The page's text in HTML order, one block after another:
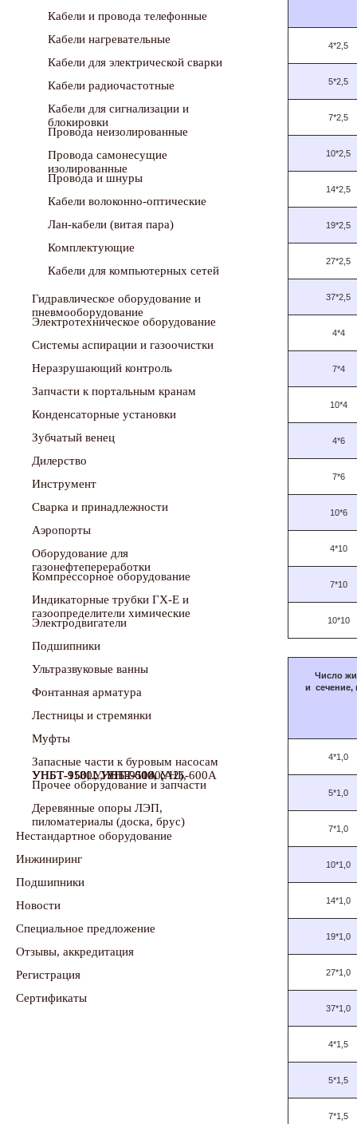
Кабели и провода телефонные
Кабели нагревательные
Кабели для электрической сварки
Кабели радиочастотные
Кабели для сигнализации и
Провода неизолированные
Провода самонесущие
Провода и шнуры
Кабели волоконно-оптические
Лан-кабели (витая пара)
Комплектующие
Кабели для компьютерных сетей
Гидравлическое оборудование и
Электротехническое оборудование
Системы аспирации и газоочистки
Неразрушающий контроль
Запчасти к портальным кранам
Конденсаторные установки
Зубчатый венец
Дилерство
Инструмент
Сварка и принадлежности
Аэропорты
Оборудование для
Компрессорное оборудование
Индикаторные трубки ГХ-Е и
Электродвигатели
Подшипники
Ультразвуковые ванны
Фонтанная арматура
Лестницы и стремянки
Муфты
Запасные части к буровым насосам
Прочее оборудование и запчасти
Деревянные опоры ЛЭП,
Нестандартное оборудование
Инжиниринг
Подшипники
Новости
Специальное предложение
Отзывы, аккредитация
Регистрация
Сертификаты
4*2,5
5*2,5
7*2,5
10*2,5
14*2,5
19*2,5
27*2,5
37*2,5
4*4
7*4
10*4
4*6
7*6
10*6
4*10
7*10
10*10
Число
и сечение,
4*1,0
5*1,0
7*1,0
10*1,0
14*1,0
19*1,0
27*1,0
37*1,0
4*1,5
5*1,5
7*1,5